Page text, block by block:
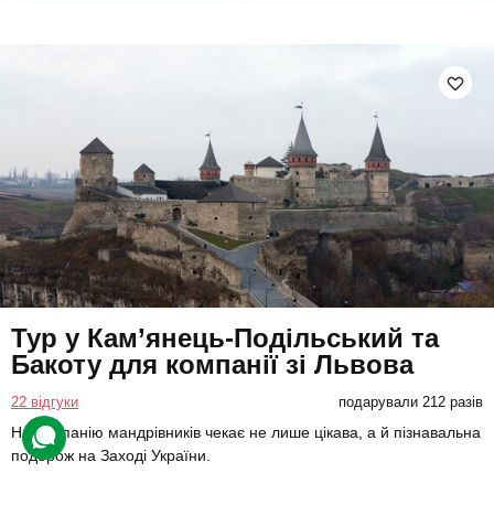
Тур у Кам’янець-Подільський та
Бакоту для компанії зі Львова
22 відгуки подарували 212 разів
На компанію мандрівників чекає не лише цікава, а й пізнавальна
подорож на Заході України.